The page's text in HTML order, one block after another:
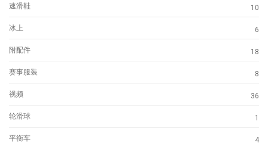
速滑鞋 10
冰上 6
附配件 18
赛事服装 8
视频 36
轮滑球 1
平衡车 4